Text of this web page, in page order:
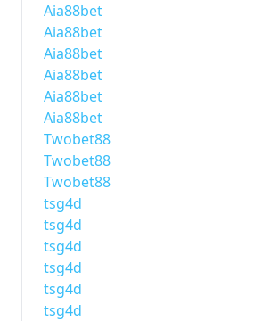
Aia88bet
Aia88bet
Aia88bet
Aia88bet
Aia88bet
Aia88bet
Twobet88
Twobet88
Twobet88
tsg4d
tsg4d
tsg4d
tsg4d
tsg4d
tsg4d